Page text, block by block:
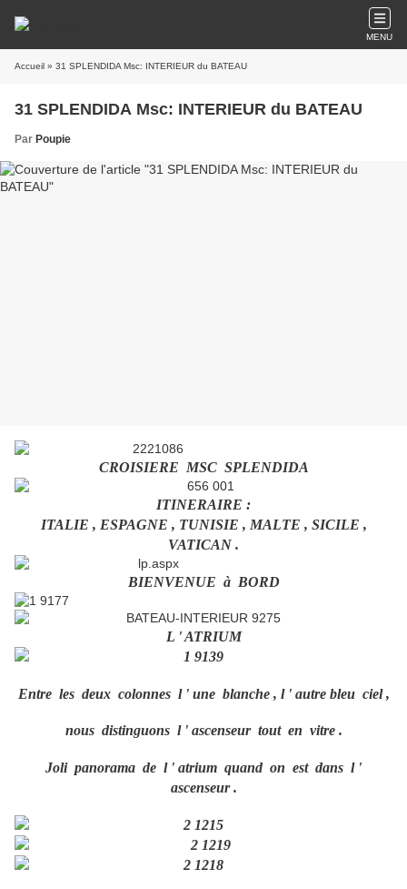
MENU
Accueil » 31 SPLENDIDA Msc: INTERIEUR du BATEAU
31 SPLENDIDA Msc: INTERIEUR du BATEAU
Par Poupie
CROISIERE MSC SPLENDIDA
ITINERAIRE :
ITALIE , ESPAGNE , TUNISIE , MALTE , SICILE ,
VATICAN .
BIENVENUE à BORD
L ' ATRIUM
Entre les deux colonnes l ' une blanche , l ' autre bleu ciel ,
nous distinguons l ' ascenseur tout en vitre .
Joli panorama de l ' atrium quand on est dans l '
ascenseur .